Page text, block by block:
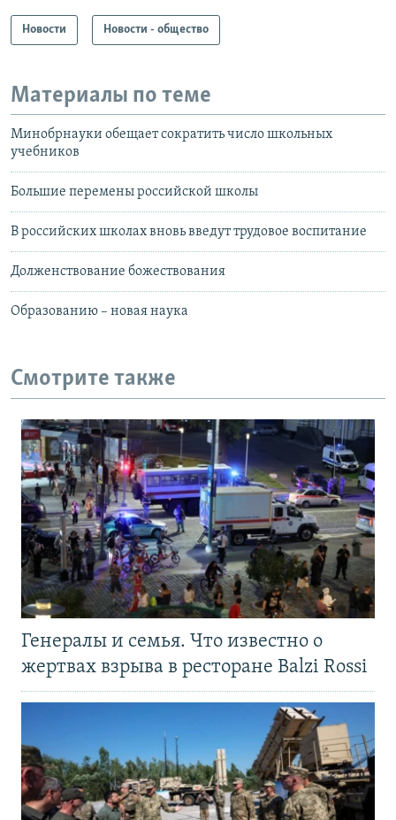
Новости Новости - общество
Материалы по теме
Минобрнауки обещает сократить число школьных
учебников
Большие перемены российской школы
В российских школах вновь введут трудовое воспитание
Долженствование божествования
Образованию – новая наука
Смотрите также
Генералы и семья. Что известно о
жертвах взрыва в ресторане Balzi Rossi